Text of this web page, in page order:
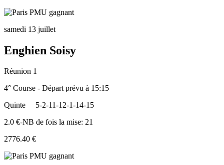
samedi 13 juillet
Enghien Soisy
Réunion 1
4° Course - Départ prévu à 15:15
Quinte
5-2-11-12-1-14-15
2.0 €-NB de fois la mise: 21
2776.40 €